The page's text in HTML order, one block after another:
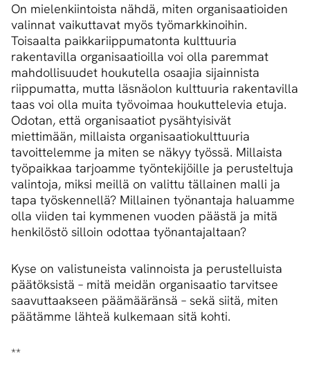
On mielenkiintoista nähdä, miten organisaatioiden
valinnat vaikuttavat myös työmarkkinoihin.
Toisaalta paikkariippumatonta kulttuuria
rakentavilla organisaatioilla voi olla paremmat
mahdollisuudet houkutella osaajia sijainnista
riippumatta, mutta läsnäolon kulttuuria rakentavilla
taas voi olla muita työvoimaa houkuttelevia etuja.
Odotan, että organisaatiot pysähtyisivät
miettimään, millaista organisaatiokulttuuria
tavoittelemme ja miten se näkyy työssä. Millaista
työpaikkaa tarjoamme työntekijöille ja perusteltuja
valintoja, miksi meillä on valittu tällainen malli ja
tapa työskennellä? Millainen työnantaja haluamme
olla viiden tai kymmenen vuoden päästä ja mitä
henkilöstö silloin odottaa työnantajaltaan?
Kyse on valistuneista valinnoista ja perustelluista
päätöksistä – mitä meidän organisaatio tarvitsee
saavuttaakseen päämääränsä – sekä siitä, miten
päätämme lähteä kulkemaan sitä kohti.
**